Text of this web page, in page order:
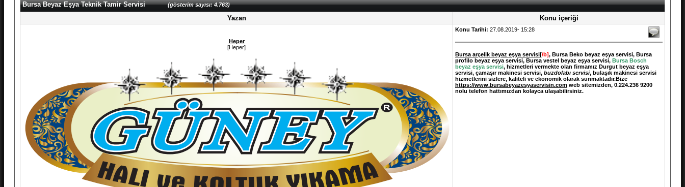
Bursa Beyaz Eşya Teknik Tamir Servisi(gösterim sayısı: 4.763)
Yazan Konu içeriği
Heper
[Heper]
Konu Tarihi: 27.08.2019- 15:28
Bursa arçelik beyaz eşya servisi[/b], Bursa Beko beyaz eşya servisi, Bursa
profilo beyaz eşya servisi, Bursa vestel beyaz eşya servisi, Bursa Bosch
beyaz eşya servisi, hizmetleri vermekte olan firmamız Durgut beyaz eşya
servisi, çamaşır makinesi servisi, buzdolabı servisi, bulaşık makinesi servisi
hizmetlerini sizlere, kaliteli ve ekonomik olarak sunmaktadır.Bize
https://www.bursabeyazesyaservisin.com web sitemizden, 0.224.236 9200
nolu telefon hattımızdan kolayca ulaşabilirsiniz.